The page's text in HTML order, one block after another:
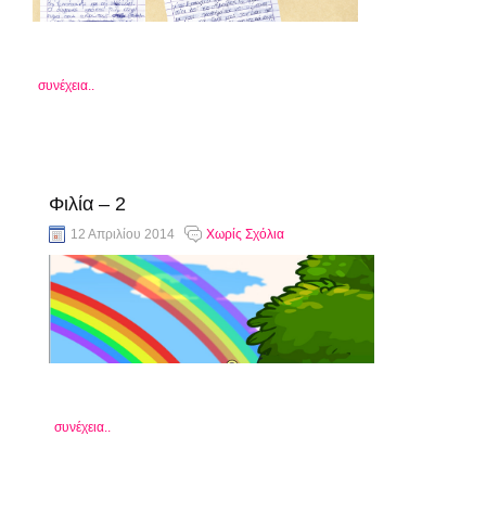
συνέχεια..
Φιλία – 2
12 Απριλίου 2014 Χωρίς Σχόλια
συνέχεια..